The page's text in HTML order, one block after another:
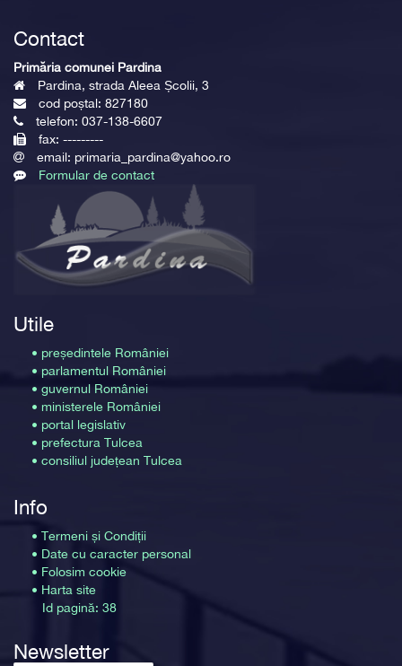
Contact
Primăria comunei Pardina
Pardina, strada Aleea Școlii, 3
cod poștal: 827180
telefon: 037-138-6607
fax: ---------
email: primaria_pardina@yahoo.ro
Formular de contact
Utile
• președintele României
• parlamentul României
• guvernul României
• ministerele României
• portal legislativ
• prefectura Tulcea
• consiliul județean Tulcea
Info
• Termeni și Condiții
• Date cu caracter personal
• Folosim cookie
• Harta site
Id pagină: 38
Newsletter